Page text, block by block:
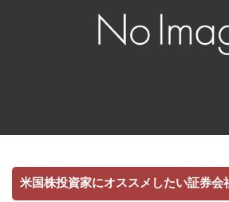
米国株投資家にオススメしたい証券会